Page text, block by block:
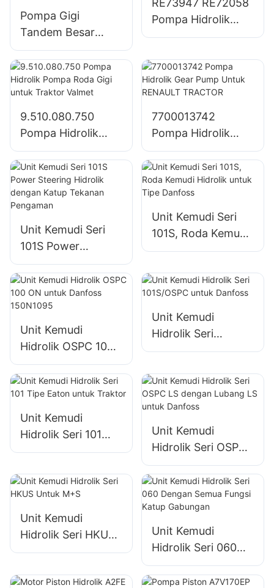
Pompa Gigi
Tandem Besar
Pompa Hidrolik
SJ21032 untuk
Traktor John Deere
1204/1354/6110B
RE73947 RE72058
Pompa Hidrolik
Pompa Roda Gigi
Deere
9.510.080.750
Pompa Hidrolik
Pompa Roda Gigi
untuk Traktor
Valmet
7700013742
Pompa Hidrolik
Gear Pump Untuk
RENAULT
TRACTOR
Unit Kemudi Seri
101S Power
Steering Hidrolik
dengan Katup
Tekanan
Pengaman
Unit Kemudi Seri
101S, Roda Kemudi
Hidrolik untuk Tipe
Unit Kemudi
Hidrolik OSPC 100
ON untuk Danfoss
150N1095
Unit Kemudi
Hidrolik Seri
101S/OSPC untuk
Unit Kemudi
Hidrolik Seri 101
Tipe Eaton untuk
Unit Kemudi
Hidrolik Seri OSPC
LS dengan Lubang
LS untuk Danfoss
Unit Kemudi
Hidrolik Seri HKUS
Untuk M+S
Unit Kemudi
Hidrolik Seri 060
Dengan Semua
Fungsi Katup